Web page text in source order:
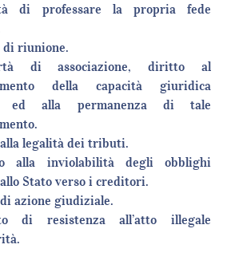
di professare la propria fede
di riunione.
di associazione, diritto al
della capacità giuridica
ed alla permanenza di tale
legalità dei tributi.
alla inviolabilità degli obblighi
Stato verso i creditori.
azione giudiziale.
di resistenza all’atto illegale